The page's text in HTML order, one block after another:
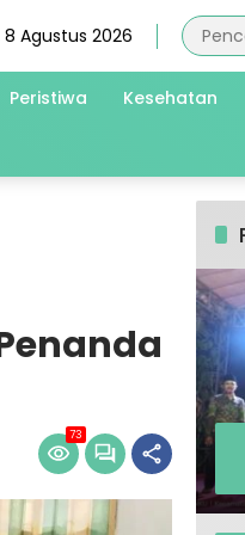
8 Agustus 2026
Peristiwa Kesehatan
73